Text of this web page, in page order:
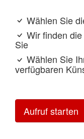
Wählen Sie
Wir finden
Sie
Wählen Sie
verfügbaren
Aufruf starten